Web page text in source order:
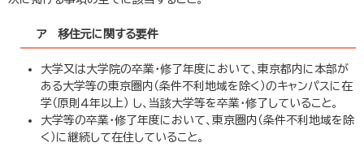
ア 移住元に関する要件
大学又は大学院の卒業・修了年度において、東京都内に本部が
ある大学等の東京圏内（条件不利地域を除く）のキャンパスに在
学（原則４年以上） し、当該大学等を卒業・修了していること。
大学等の卒業・修了年度において、東京圏内（条件不利地域を除
く）に継続して在住していること。